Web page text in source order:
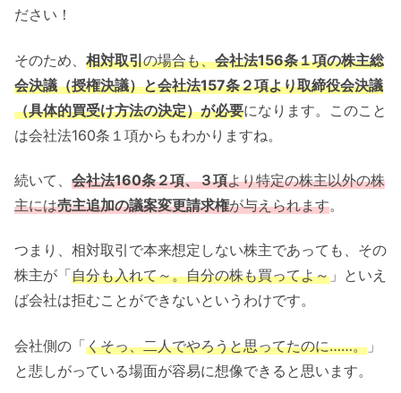
ださい！
そのため、 相対取引の場合も、会社法156条１項の株主総
会決議（授権決議）と会社法157条２項より取締役会決議
（具体的買受け方法の決定）が必要になります。このこと
は会社法160条１項からもわかりますね。
続いて、 会社法160条２項、３項より特定の株主以外の株
主には売主追加の議案変更請求権が与えられます。
つまり、相対取引で本来想定しない株主であっても、その
株主が「自分も入れて～。自分の株も買ってよ～ 」といえ
ば会社は拒むことができないというわけです。
会社側の「くそっ、二人でやろうと思ってたのに……。 」
と悲しがっている場面が容易に想像できると思います。